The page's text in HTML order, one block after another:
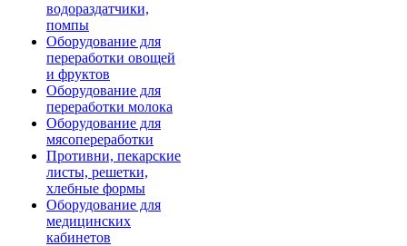
водораздатчики,
помпы
Оборудование для
переработки овощей
и фруктов
Оборудование для
переработки молока
Оборудование для
мясопереработки
Противни, пекарские
листы, решетки,
хлебные формы
Оборудование для
медицинских
кабинетов